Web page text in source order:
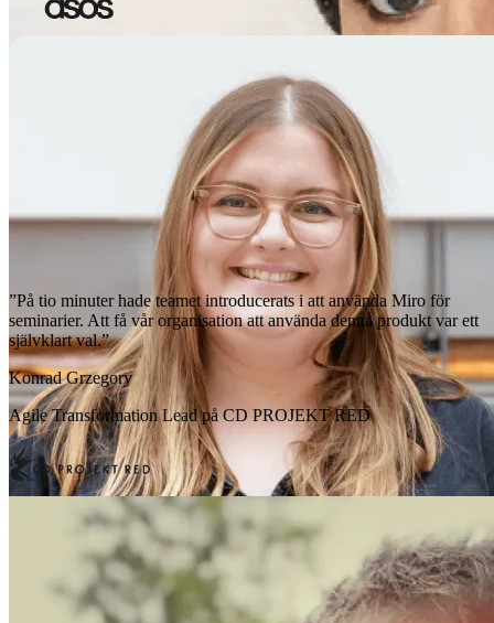
”På tio minuter hade teamet introducerats i att använda Miro för
seminarier. Att få vår organisation att använda denna produkt var ett
självklart val.”
Konrad Grzegory
Agile Transformation Lead på CD PROJEKT RED